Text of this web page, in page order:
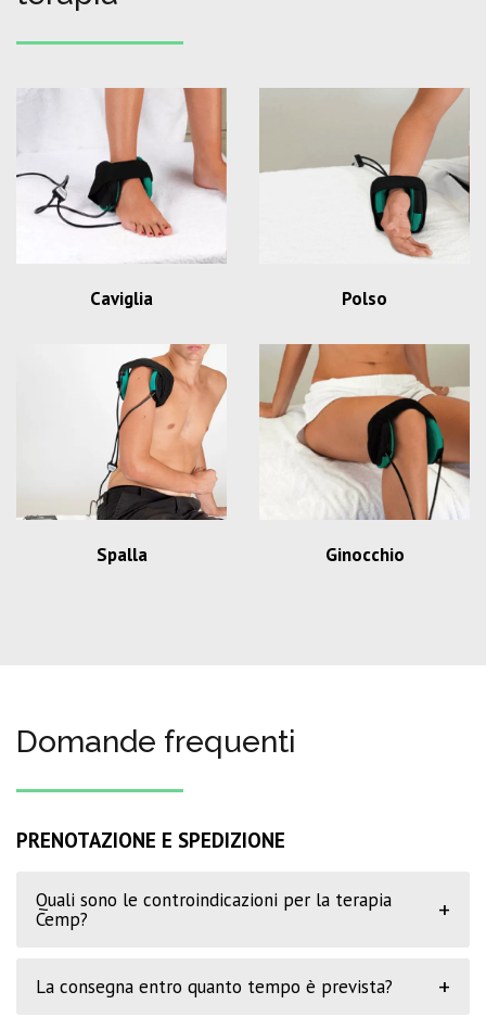
Caviglia Polso
Spalla Ginocchio
Domande frequenti
PRENOTAZIONE E SPEDIZIONE
Quali sono le controindicazioni per la terapia
Cemp?
+
La consegna entro quanto tempo è prevista? +